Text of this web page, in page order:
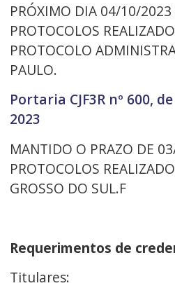
PRÓXIMO DIA 04/10/2023
PROTOCOLOS
PROTOCOLO
PAULO.
Portaria CJF3R nº 600,
2023
MANTIDO O PRAZO DE
PROTOCOLOS
GROSSO DO SUL.F
Requerimentos de
Titulares: